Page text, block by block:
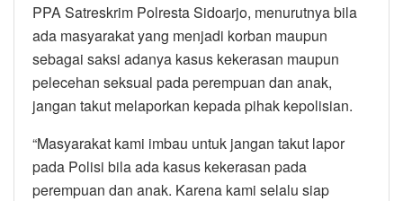
PPA Satreskrim Polresta Sidoarjo, menurutnya bila
ada masyarakat yang menjadi korban maupun
sebagai saksi adanya kasus kekerasan maupun
pelecehan seksual pada perempuan dan anak,
jangan takut melaporkan kepada pihak kepolisian.
“Masyarakat kami imbau untuk jangan takut lapor
pada Polisi bila ada kasus kekerasan pada
perempuan dan anak. Karena kami selalu siap